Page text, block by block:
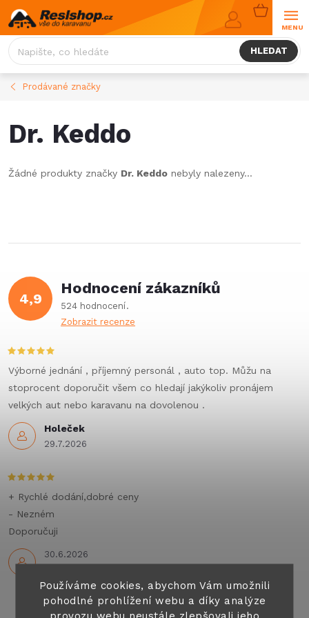
Používáme cookies, abychom Vám umožnili
pohodlné prohlížení webu a díky analýze
provozu webu neustále zlepšovali jeho
Přejít
na
obsah
HLEDAT
NÁKUPNÍ
KOŠÍK
Prodávané značky
Dr. Keddo
Žádné produkty značky Dr. Keddo nebyly nalezeny...
4,9
Hodnocení zákazníků
524 hodnocení
Zobrazit recenze
Holeček
29.7.2026
Výborné jednání , příjemný personál , auto top. Můžu na
stoprocent doporučit všem co hledají jakýkoliv pronájem
velkých aut nebo karavanu na dovolenou .
30.6.2026
+ Rychlé dodání,dobré ceny
- Nezném
Doporučuji